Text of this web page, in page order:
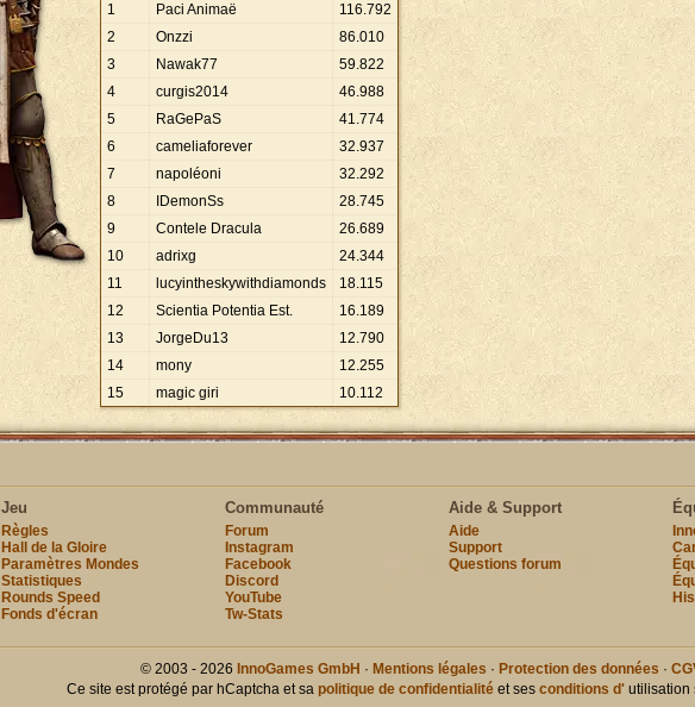
1
Paci Animaë 116.792
2
Onzzi 86.010
3
Nawak77 59.822
4
curgis2014 46.988
5
RaGePaS 41.774
6
cameliaforever 32.937
7
napoléoni 32.292
8
IDemonSs 28.745
9
Contele Dracula 26.689
10
adrixg 24.344
11
lucyintheskywithdiamonds 18.115
12
Scientia Potentia Est. 16.189
13
JorgeDu13 12.790
14
mony 12.255
15
magic giri 10.112
Jeu
Règles
Hall de la Gloire
Paramètres Mondes
Statistiques
Rounds Speed
Fonds d'écran
Communauté
Forum
Instagram
Facebook
Discord
YouTube
Tw-Stats
Aide & Support
Aide
Support
Questions forum
© 2003 - 2026 InnoGames GmbH · Mentions légales · Protection des données ·
Ce site est protégé par hCaptcha et sa politique de confidentialité et ses conditions d' utilisation